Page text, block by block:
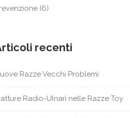
(6)
recenti
Razze Vecchi Problemi
Radio-Ulnari nelle Razze Toy